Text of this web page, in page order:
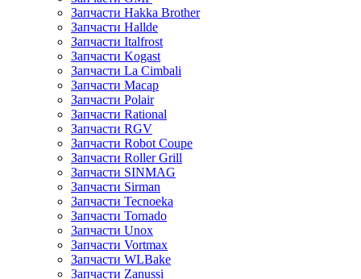
Запчасти Hakka Brother
Запчасти Hallde
Запчасти Italfrost
Запчасти Kogast
Запчасти La Cimbali
Запчасти Macap
Запчасти Polair
Запчасти Rational
Запчасти RGV
Запчасти Robot Coupe
Запчасти Roller Grill
Запчасти SINMAG
Запчасти Sirman
Запчасти Tecnoeka
Запчасти Tornado
Запчасти Unox
Запчасти Vortmax
Запчасти WLBake
Запчасти Zanussi